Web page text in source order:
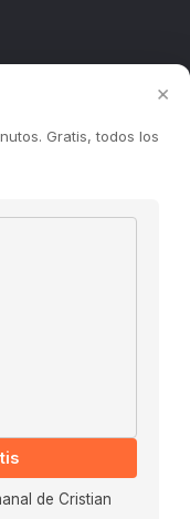
De Uso
×
Gratis, todos los
de Cristian